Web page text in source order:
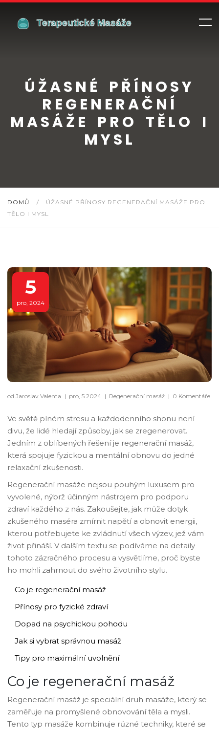
ÚŽASNÉ PŘÍNOSY
REGENERAČNÍ
MASÁŽE PRO TĚLO I
MYSL
DOMŮ /
ÚŽASNÉ PŘÍNOSY REGENERAČNÍ MASÁŽE PRO
TĚLO I MYSL
5
pro, 2024
od Jaroslav Valenta | pro, 5 2024 | Regenerační masáž | 0 Komentáře
Ve světě plném stresu a každodenního shonu není
divu, že lidé hledají způsoby, jak se zregenerovat.
Jedním z oblíbených řešení je regenerační masáž,
která spojuje fyzickou a mentální obnovu do jedné
relaxační zkušenosti.
Regenerační masáže nejsou pouhým luxusem pro
vyvolené, nýbrž účinným nástrojem pro podporu
zdraví každého z nás. Zakoušejte, jak může dotyk
zkušeného maséra zmírnit napětí a obnovit energii,
kterou potřebujete ke zvládnutí všech výzev, jež vám
život přináší. V dalším textu se podíváme na detaily
tohoto zázračného procesu a vysvětlíme, proč byste
ho mohli zahrnout do svého životního stylu.
Co je regenerační masáž
Přínosy pro fyzické zdraví
Dopad na psychickou pohodu
Jak si vybrat správnou masáž
Tipy pro maximální uvolnění
Co je regenerační masáž
Regenerační masáž je speciální druh masáže, který se
zaměřuje na promyšlené obnovování těla a mysli.
Tento typ masáže kombinuje různé techniky, které se